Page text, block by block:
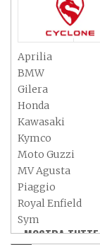
Aprilia
BMW
Gilera
Honda
Kawasaki
Kymco
Moto Guzzi
MV Agusta
Piaggio
Royal Enfield
Sym
Vespa
MOSTRA